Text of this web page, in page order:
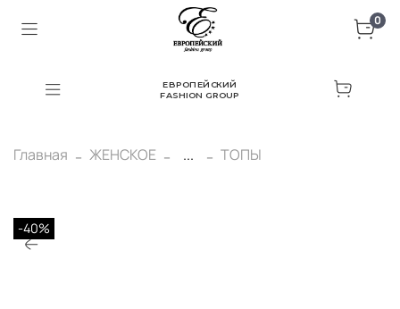
0
ЕВРОПЕЙСКИЙ
FASHION GROUP
Главная ЖЕНСКОЕ ... ТОПЫ
-40%